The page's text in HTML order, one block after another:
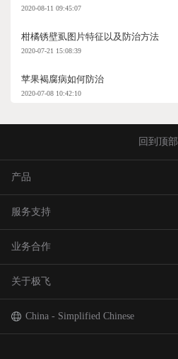
2020-08-11 09:45:07
柑橘锈壁虱图片特征以及防治方法
2020-07-21 15:08:39
苹果褐腐病如何防治
2020-07-08 10:42:10
回到顶部
产品
农业无人飞机
农业无人车
农机自驾仪
巡田无人飞机
服务支持
极飞服务
极飞学园
证书查询
业务合作
查找网点(资质验证）
成为渠道合作伙伴
关于极飞
我是极⻜
China - Simplified Chinese